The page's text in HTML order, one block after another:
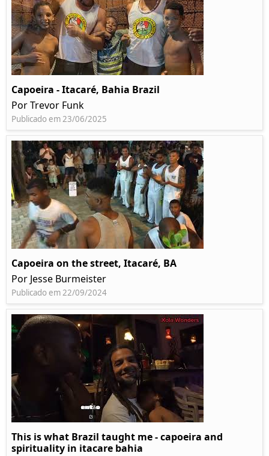
Capoeira - Itacaré, Bahia Brazil
Por Trevor Funk
Publicado em 23/06/2025
Capoeira on the street, Itacaré, BA
Por Jesse Burmeister
Publicado em 22/09/2024
This is what Brazil taught me - capoeira and
spirituality in itacare bahia